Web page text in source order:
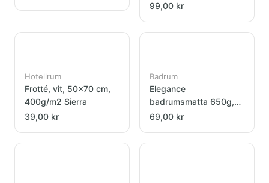
99,00 kr
Hotellrum
Frotté, vit, 50x70 cm,
400g/m2 Sierra
39,00 kr
Badrum
Elegance
badrumsmatta 650g,
frotté vit 50x75cm
69,00 kr